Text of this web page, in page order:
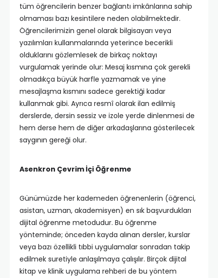
tüm öğrencilerin benzer bağlantı imkânlarına sahip
olmaması bazı kesintilere neden olabilmektedir.
Öğrencilerimizin genel olarak bilgisayarı veya
yazılımları kullanmalarında yeterince becerikli
olduklarını gözlemlesek de birkaç noktayı
vurgulamak yerinde olur: Mesaj kısmına çok gerekli
olmadıkça büyük harfle yazmamak ve yine
mesajlaşma kısmını sadece gerektiği kadar
kullanmak gibi. Ayrıca resmî olarak ilan edilmiş
derslerde, dersin sessiz ve izole yerde dinlenmesi de
hem derse hem de diğer arkadaşlarına gösterilecek
saygının gereği olur.
Asenkron Çevrim İçi Öğrenme
Günümüzde her kademeden öğrenenlerin (öğrenci,
asistan, uzman, akademisyen) en sık başvurdukları
dijital öğrenme metodudur. Bu öğrenme
yönteminde; önceden kayda alınan dersler, kurslar
veya bazı özellikli tıbbi uygulamalar sonradan takip
edilmek suretiyle anlaşılmaya çalışılır. Birçok dijital
kitap ve klinik uygulama rehberi de bu yöntem